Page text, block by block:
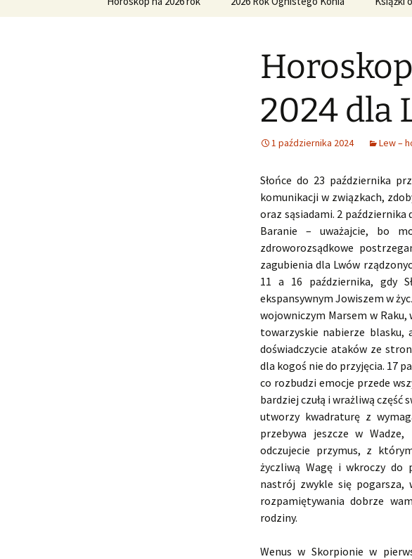
2024 dla
1 października 2024 Lew –
Słońce do 23 października
komunikacji w związkach,
oraz sąsiadami. 2 października
Baranie – uważajcie, bo
zdroworozsądkowe
zagubienia dla Lwów
11 a 16 października, gdy
ekspansywnym Jowiszem w
wojowniczym Marsem w Raku,
towarzyskie nabierze
doświadczycie ataków ze
dla kogoś nie do przyjęcia. 17
co rozbudzi emocje przede
bardziej czułą i wrażliwą część
utworzy kwadraturę z
przebywa jeszcze w Wadze,
odczujecie przymus, z
życzliwą Wagę i wkroczy do
nastrój zwykle się
rozpamiętywania dobrze
rodziny.
Wenus w Skorpionie w